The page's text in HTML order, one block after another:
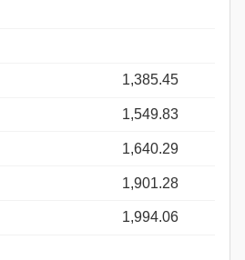
1,385.45
1,549.83
1,640.29
1,901.28
1,994.06